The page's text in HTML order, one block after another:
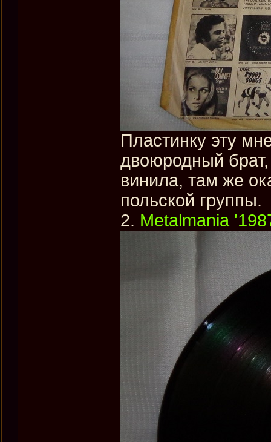
Пластинку эту
двоюродный
винила, там же
польской группы.
2. Metalmania